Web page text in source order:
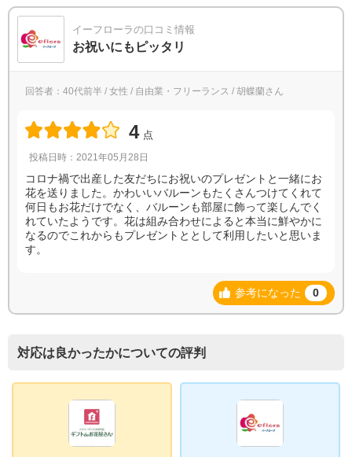
イーフローラの口コミ情報
お祝いにもピッタリ
回答者：40代前半 / 女性 / 自由業・フリーランス / 胡蝶蘭さん
4 点
投稿日時：2021年05月28日
コロナ禍で出産した友だちにお祝いのプレゼントと一緒にお
花を送りました。かわいいバルーンもたくさんつけてくれて
何日もお花だけでなく、バルーンも部屋に飾って楽しんでく
れていたようです。花は組み合わせによると本当に鮮やかに
なるのでこれからもプレゼントととして利用したいと思いま
す。
参考になった 0
対応は良かったかについての評判